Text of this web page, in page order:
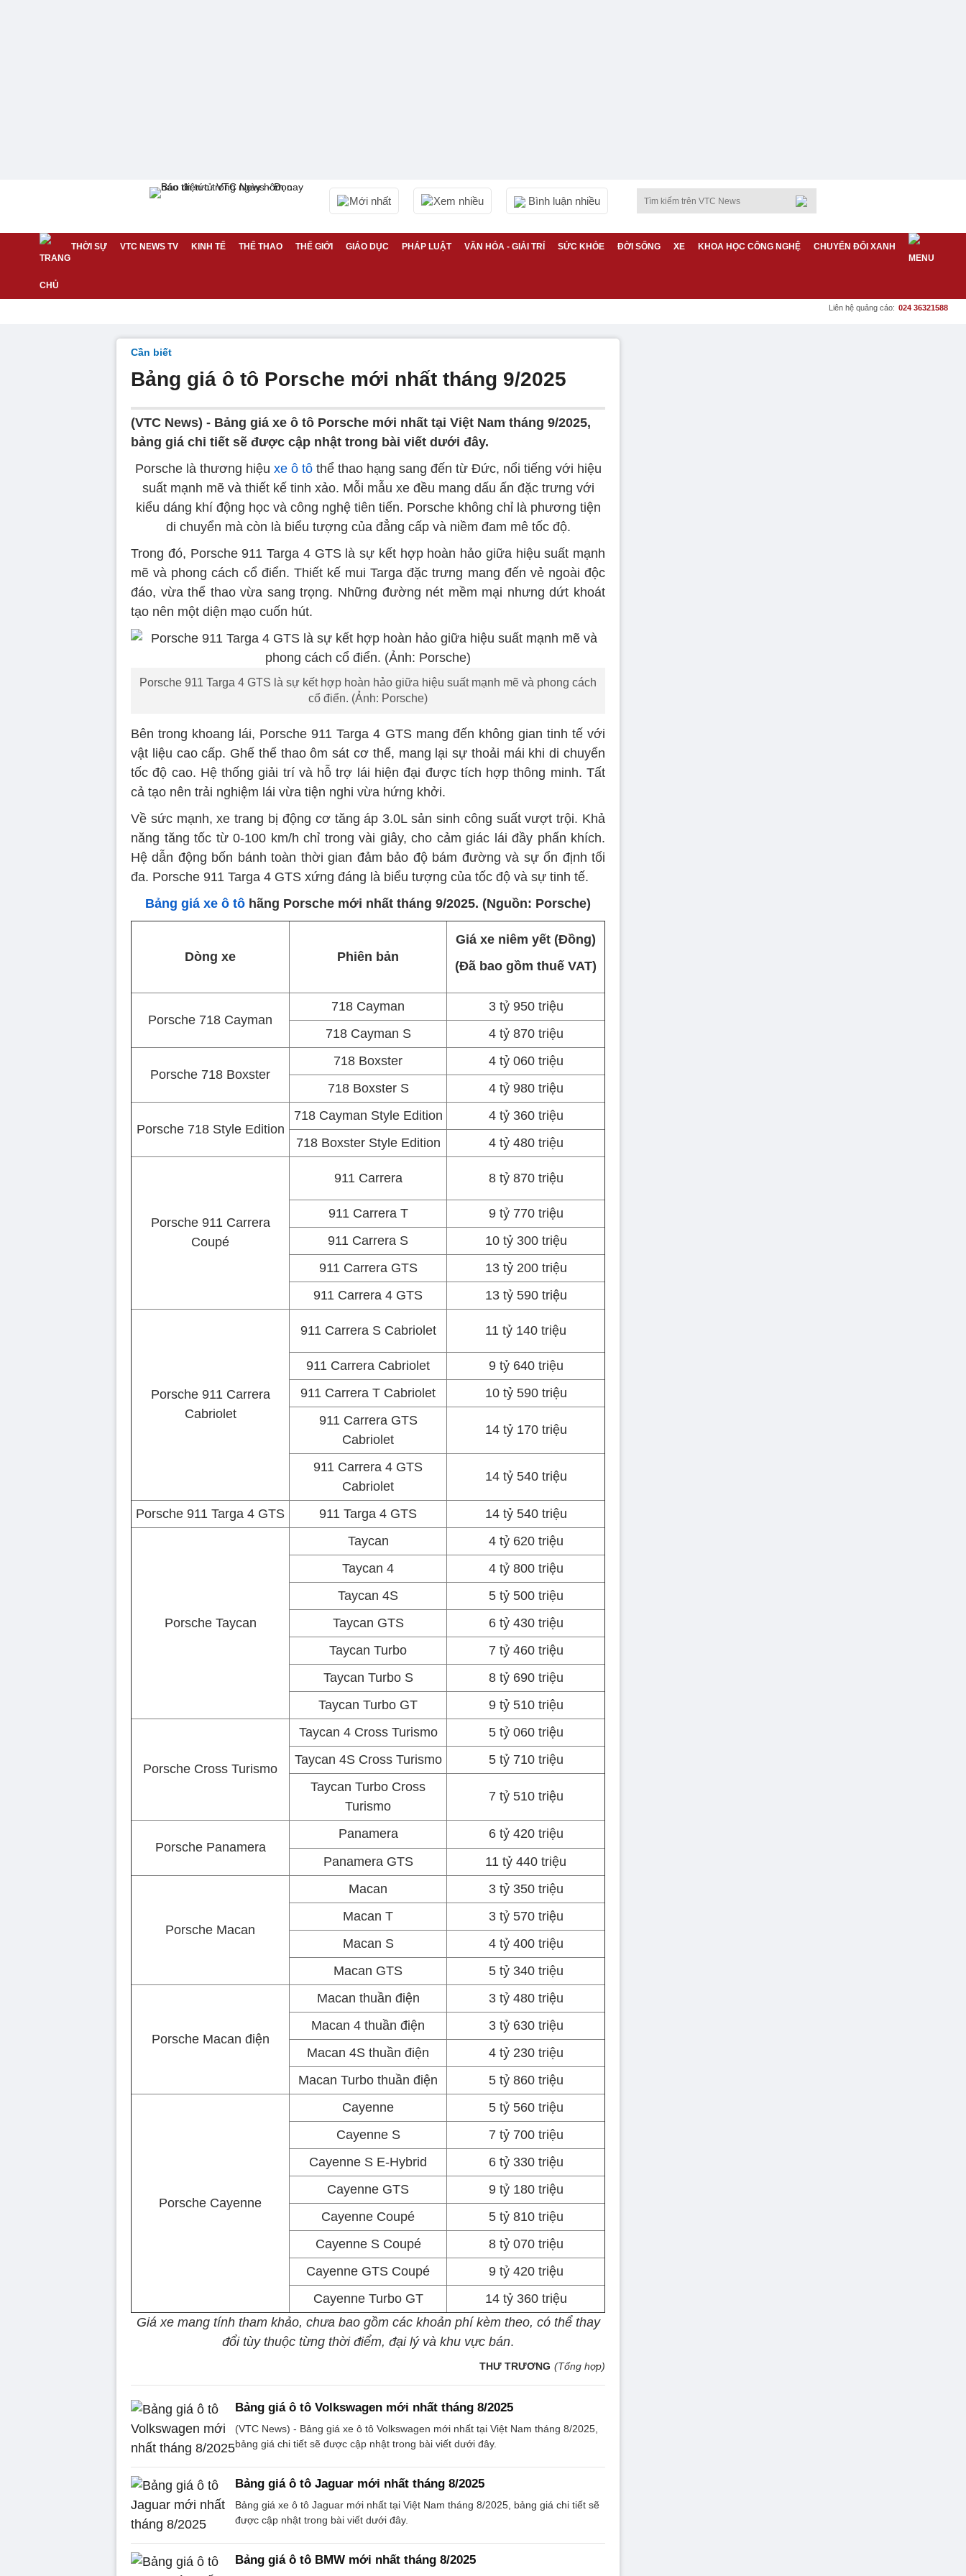
Mới nhất Xem nhiều Bình luận nhiều
THỜI SỰ VTC NEWS TV KINH TẾ THỂ THAO THẾ GIỚI GIÁO DỤC PHÁP LUẬT VĂN HÓA - GIẢI TRÍ SỨC KHỎE ĐỜI SỐNG XE KHOA HỌC CÔNG NGHỆ CHUYỂN ĐỔI XANH
Liên hệ quảng cáo: 024 36321588
Cần biết
Bảng giá ô tô Porsche mới nhất tháng 9/2025
(VTC News) - Bảng giá xe ô tô Porsche mới nhất tại Việt Nam tháng 9/2025,
bảng giá chi tiết sẽ được cập nhật trong bài viết dưới đây.
Porsche là thương hiệu xe ô tôthể thao hạng sang đến từ Đức, nổi tiếng với hiệu
suất mạnh mẽ và thiết kế tinh xảo. Mỗi mẫu xe đều mang dấu ấn đặc trưng với
kiểu dáng khí động học và công nghệ tiên tiến. Porsche không chỉ là phương tiện
di chuyển mà còn là biểu tượng của đẳng cấp và niềm đam mê tốc độ.
Trong đó, Porsche 911 Targa 4 GTS là sự kết hợp hoàn hảo giữa hiệu suất mạnh
mẽ và phong cách cổ điển. Thiết kế mui Targa đặc trưng mang đến vẻ ngoài độc
đáo, vừa thể thao vừa sang trọng. Những đường nét mềm mại nhưng dứt khoát
tạo nên một diện mạo cuốn hút.
Porsche 911 Targa 4 GTS là sự kết hợp hoàn hảo giữa hiệu suất mạnh mẽ và phong cách
cổ điển. (Ảnh: Porsche)
Bên trong khoang lái, Porsche 911 Targa 4 GTS mang đến không gian tinh tế với
vật liệu cao cấp. Ghế thể thao ôm sát cơ thể, mang lại sự thoải mái khi di chuyển
tốc độ cao. Hệ thống giải trí và hỗ trợ lái hiện đại được tích hợp thông minh. Tất
cả tạo nên trải nghiệm lái vừa tiện nghi vừa hứng khởi.
Về sức mạnh, xe trang bị động cơ tăng áp 3.0L sản sinh công suất vượt trội. Khả
năng tăng tốc từ 0-100 km/h chỉ trong vài giây, cho cảm giác lái đầy phấn khích.
Hệ dẫn động bốn bánh toàn thời gian đảm bảo độ bám đường và sự ổn định tối
đa. Porsche 911 Targa 4 GTS xứng đáng là biểu tượng của tốc độ và sự tinh tế.
Bảng giá xe ô tô hãng Porsche mới nhất tháng 9/2025. (Nguồn: Porsche)
Dòng xe Phiên bản
Giá xe niêm yết (Đồng)
(Đã bao gồm thuế VAT)
Porsche 718 Cayman
718 Cayman
3 tỷ 950 triệu
718 Cayman S
4 tỷ 870 triệu
Porsche 718 Boxster
718 Boxster
4 tỷ 060 triệu
718 Boxster S
4 tỷ 980 triệu
Porsche 718 Style Edition
718 Cayman Style Edition
4 tỷ 360 triệu
718 Boxster Style Edition
4 tỷ 480 triệu
Porsche 911 Carrera
Coupé
911 Carrera 8 tỷ 870 triệu
911 Carrera T
9 tỷ 770 triệu
911 Carrera S
10 tỷ 300 triệu
911 Carrera GTS
13 tỷ 200 triệu
911 Carrera 4 GTS
13 tỷ 590 triệu
Porsche 911 Carrera
Cabriolet
911 Carrera S Cabriolet 11 tỷ 140 triệu
911 Carrera Cabriolet
9 tỷ 640 triệu
911 Carrera T Cabriolet
10 tỷ 590 triệu
911 Carrera GTS
Cabriolet
14 tỷ 170 triệu
911 Carrera 4 GTS
Cabriolet
14 tỷ 540 triệu
Porsche 911 Targa 4 GTS 911 Targa 4 GTS 14 tỷ 540 triệu
Porsche Taycan
Taycan
4 tỷ 620 triệu
Taycan 4
4 tỷ 800 triệu
Taycan 4S
5 tỷ 500 triệu
Taycan GTS
6 tỷ 430 triệu
Taycan Turbo
7 tỷ 460 triệu
Taycan Turbo S
8 tỷ 690 triệu
Taycan Turbo GT
9 tỷ 510 triệu
Porsche Cross Turismo
Taycan 4 Cross Turismo
5 tỷ 060 triệu
Taycan 4S Cross Turismo
5 tỷ 710 triệu
Taycan Turbo Cross
Turismo
7 tỷ 510 triệu
Porsche Panamera
Panamera
6 tỷ 420 triệu
Panamera GTS
11 tỷ 440 triệu
Porsche Macan
Macan
3 tỷ 350 triệu
Macan T
3 tỷ 570 triệu
Macan S
4 tỷ 400 triệu
Macan GTS
5 tỷ 340 triệu
Porsche Macan điện
Macan thuần điện
3 tỷ 480 triệu
Macan 4 thuần điện
3 tỷ 630 triệu
Macan 4S thuần điện
4 tỷ 230 triệu
Macan Turbo thuần điện
5 tỷ 860 triệu
Porsche Cayenne
Cayenne
5 tỷ 560 triệu
Cayenne S
7 tỷ 700 triệu
Cayenne S E-Hybrid
6 tỷ 330 triệu
Cayenne GTS
9 tỷ 180 triệu
Cayenne Coupé
5 tỷ 810 triệu
Cayenne S Coupé
8 tỷ 070 triệu
Cayenne GTS Coupé
9 tỷ 420 triệu
Cayenne Turbo GT
14 tỷ 360 triệu
Giá xe mang tính tham khảo, chưa bao gồm các khoản phí kèm theo, có thể thay
đổi tùy thuộc từng thời điểm, đại lý và khu vực bán.
THƯ TRƯƠNG (Tổng hợp)
Bảng giá ô tô Volkswagen mới nhất tháng 8/2025
(VTC News) - Bảng giá xe ô tô Volkswagen mới nhất tại Việt Nam tháng 8/2025,
bảng giá chi tiết sẽ được cập nhật trong bài viết dưới đây.
Bảng giá ô tô Jaguar mới nhất tháng 8/2025
Bảng giá xe ô tô Jaguar mới nhất tại Việt Nam tháng 8/2025, bảng giá chi tiết sẽ
được cập nhật trong bài viết dưới đây.
Bảng giá ô tô BMW mới nhất tháng 8/2025